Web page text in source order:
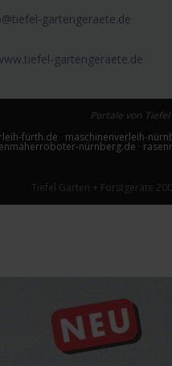
gartengeraete.de
gartengeraete.de
Portale von
fürth.de maschinenverleih-
nürnberg.de
Tiefel Garten + Forstgeräte